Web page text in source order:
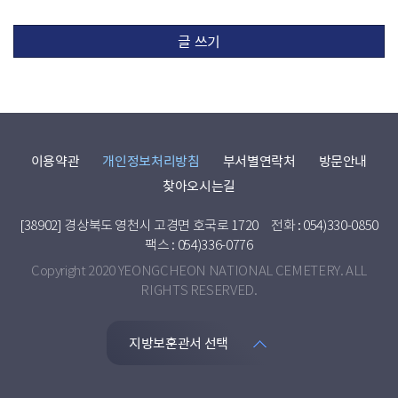
글 쓰기
이용약관 개인정보처리방침 부서별연락처
방문안내
찾아오시는길
[38902] 경상북도 영천시 고경면 호국로 1720
전화 : 054)330-0850
팩스 : 054)336-0776
Copyright 2020 YEONGCHEON NATIONAL CEMETERY. ALL
RIGHTS RESERVED.
지방보훈관서 선택